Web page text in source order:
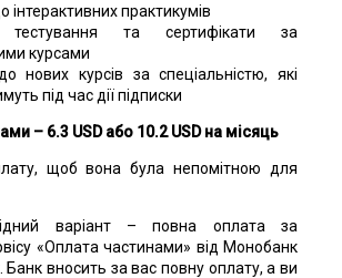
інтерактивних практикумів
тестування та сертифікати за
курсами
нових курсів за спеціальністю, які
під час дії підписки
– 6.3 USD або 10.2 USD на місяць
щоб вона була непомітною для
варіант – повна оплата за
«Оплата частинами» від Монобанк
вносить за вас повну оплату, а ви